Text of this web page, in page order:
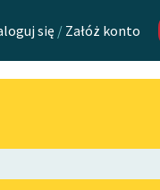
się / Załóż konto
Kontakt
O